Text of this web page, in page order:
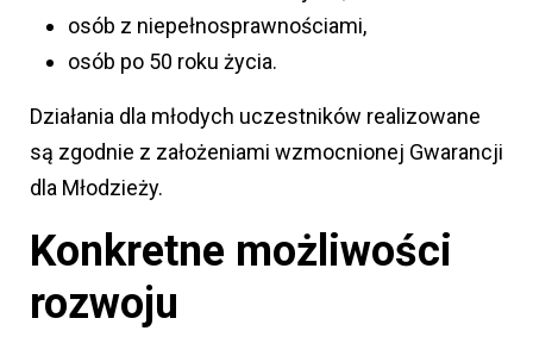
osób z niepełnosprawnościami,
osób po 50 roku życia.
Działania dla młodych uczestników realizowane
są zgodnie z założeniami wzmocnionej Gwarancji
dla Młodzieży.
Konkretne możliwości
rozwoju